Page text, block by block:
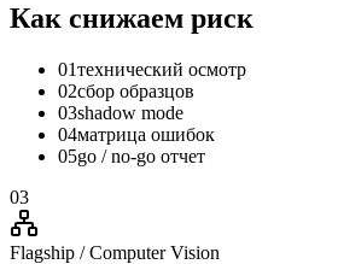
Как снижаем риск
01технический осмотр
02сбор образцов
03shadow mode
04матрица ошибок
05go / no-go отчет
03
Flagship / Computer Vision